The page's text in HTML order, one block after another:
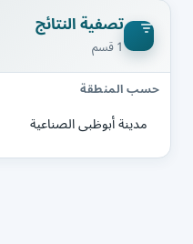
تصفية النتائج
1 قسم
حسب المنطقة
مدينة أبوظبى الصناعية